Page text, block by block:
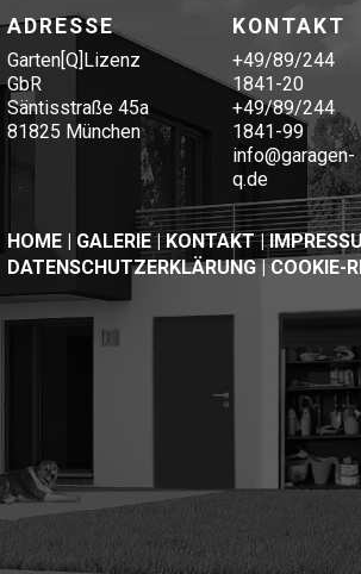
ADRESSE
Garten[Q]Lizenz
GbR
Säntisstraße 45a
81825 München
KONTAKT
+49/89/244
1841-20
+49/89/244
1841-99
info@garagen-
q.de
HOME | GALERIE|KONTAKT|
DATENSCHUTZERKLÄRUNG|COOKIE-